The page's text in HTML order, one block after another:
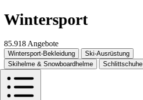
Wintersport
85.918 Angebote
Wintersport-Bekleidung
Ski-Ausrüstung
Skihelme & Snowboardhelme
Schlittschuhe